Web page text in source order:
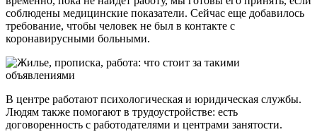
соблюдены медицинские показатели. Сейчас еще добавилось
требование, чтобы человек не был в контакте с
коронавирусными больными.
В центре работают психологическая и юридическая службы.
Людям также помогают в трудоустройстве: есть
договоренность с работодателями и центрами занятости.